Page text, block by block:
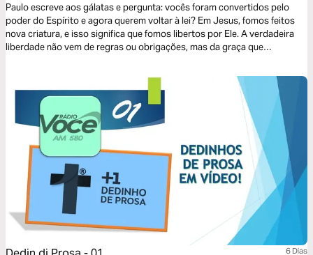
Paulo escreve aos gálatas e pergunta: vocês foram convertidos pelo
poder do Espírito e agora querem voltar à lei? Em Jesus, fomos feitos
nova criatura, e isso significa que fomos libertos por Ele. A verdadeira
liberdade não vem de regras ou obrigações, mas da graça que
de que os frutos do Espírito — amor, alegria, paz, paciência, bondade,
fidelidade, mansidão e domínio próprio — nascem em nós pela fé em
Jesus. Não somos escravos das emoções ou sentimentos, mas guiados
pelo Espírito, livres para viver plenamente em Cristo.
6 Dias